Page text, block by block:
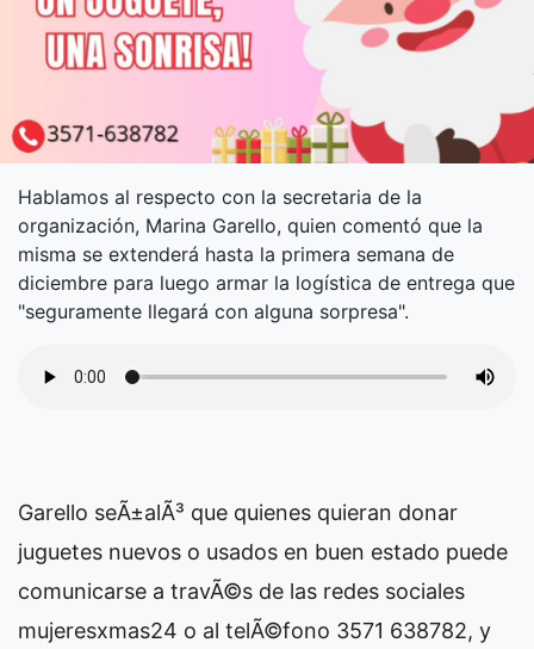
Hablamos al respecto con la secretaria de la
organización, Marina Garello, quien comentó que la
misma se extenderá hasta la primera semana de
diciembre para luego armar la logística de entrega que
"seguramente llegará con alguna sorpresa".
Garello seÃ±alÃ³ que quienes quieran donar
juguetes nuevos o usados en buen estado puede
comunicarse a travÃ©s de las redes sociales
mujeresxmas24 o al telÃ©fono 3571 638782, y